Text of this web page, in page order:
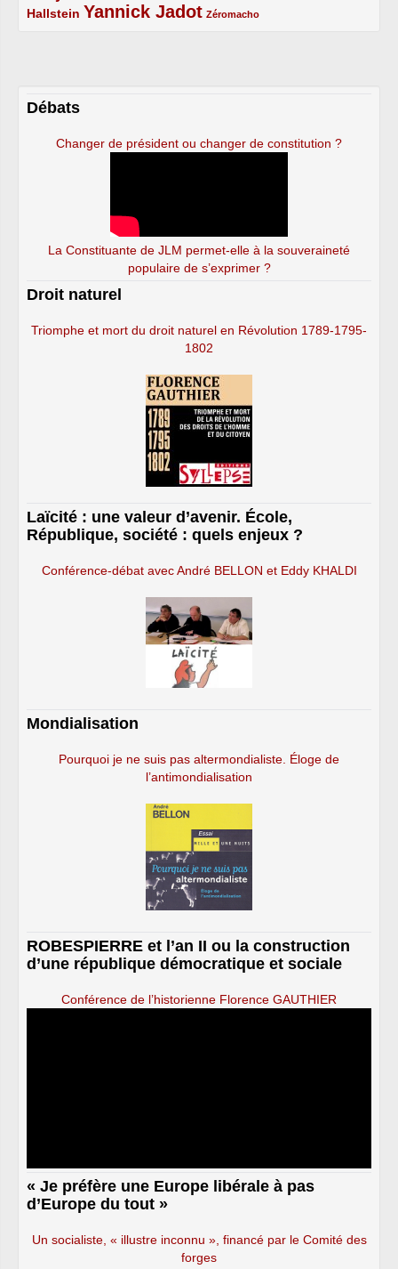
Hallstein
2/5 Yannick Jadot
4/5 Zéromacho
1/5
Débats
Changer de président ou changer de constitution ?
La Constituante de JLM permet-elle à la souveraineté
populaire de s’exprimer ?
Droit naturel
Triomphe et mort du droit naturel en Révolution 1789-1795-
1802
Laïcité : une valeur d’avenir. École,
République, société : quels enjeux ?
Conférence-débat avec André BELLON et Eddy KHALDI
Mondialisation
Pourquoi je ne suis pas altermondialiste. Éloge de
l’antimondialisation
ROBESPIERRE et l’an II ou la construction
d’une république démocratique et sociale
Conférence de l’historienne Florence GAUTHIER
« Je préfère une Europe libérale à pas
d’Europe du tout »
Un socialiste, « illustre inconnu », financé par le Comité des
forges